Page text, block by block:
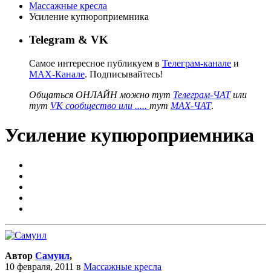
Массажные кресла
Усиление купюроприемника
Telegram & VK
Самое интересное публикуем в Телеграм-канале и
MAX-Канале. Подписывайтесь!
Общаться ОНЛАЙН можно тут Телеграм-ЧАТили
тут VK сообщество или ..... тут MAX-ЧАТ.
Усиление купюроприемника
Автор Самуил,
10 февраля, 2011 в Массажные кресла